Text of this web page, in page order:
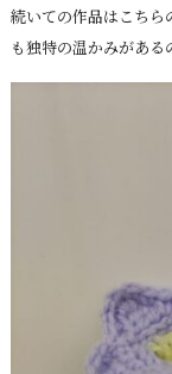
続いての作品はこちら
も独特の温かみがある